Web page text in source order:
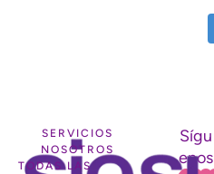
SERVICIOS
NOSOTROS
TODAS LAS
Sígu
enos